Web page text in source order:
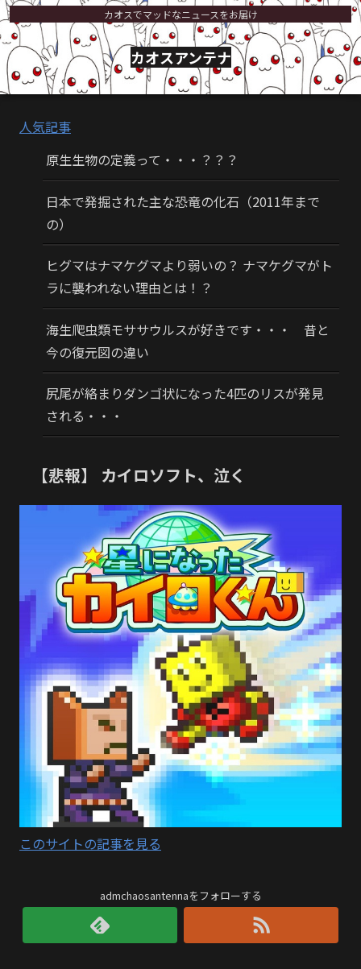
カオスでマッドなニュースをお届け
カオスアンテナ
人気記事
原生生物の定義って・・・？？？
日本で発掘された主な恐竜の化石（2011年まで
の）
ヒグマはナマケグマより弱いの？ ナマケグマがト
ラに襲われない理由とは！？
海生爬虫類モササウルスが好きです・・・ 昔と
今の復元図の違い
尻尾が絡まりダンゴ状になった4匹のリスが発見
される・・・
【悲報】 カイロソフト、泣く
このサイトの記事を見る
admchaosantennaをフォローする